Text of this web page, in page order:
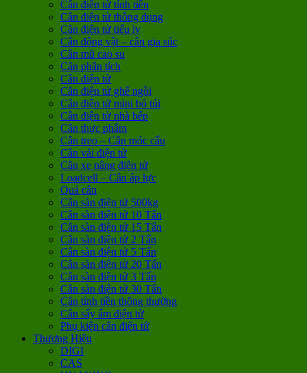
Cân điện tử tính tiền
Cân điện tử thông dụng
Cân điện tử tiểu ly
Cân động vật – cân gia súc
Cân mũ cao su
Cân phân tích
Cân điện tử
Cân điện tử ghế ngồi
Cân điện tử mini bỏ túi
Cân điện tử nhà bếp
Cân thực phẩm
Cân treo – Cân móc cẩu
Cân vải điện tử
Cân xe nâng điện tử
Loadcell – Cân áp lực
Quả cân
Cân sàn điện tử 500kg
Cân sàn điện tử 10 Tấn
Cân sàn điện tử 15 Tấn
Cân sàn điện tử 2 Tấn
Cân sàn điện tử 5 Tấn
Cân sàn điện tử 20 Tấn
Cân sàn điện tử 3 Tấn
Cân sàn điện tử 30 Tấn
Cân tính tiền thông thường
Cân sấy ẩm điện tử
Phụ kiện cân điện tử
Thương Hiệu
DIGI
CAS